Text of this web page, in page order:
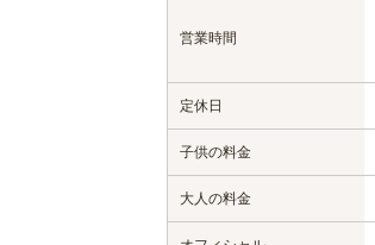
営業時間
定休日
子供の料金
大人の料金